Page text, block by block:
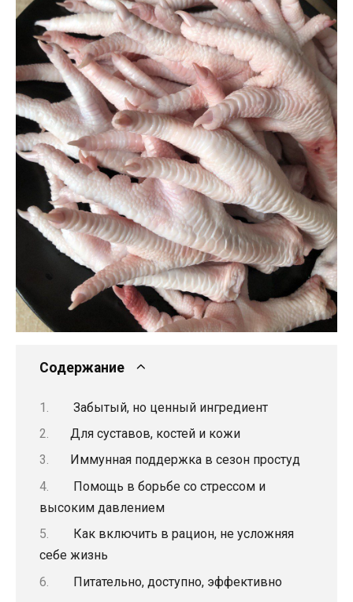
Содержание
Забытый, но ценный ингредиент
Для суставов, костей и кожи
Иммунная поддержка в сезон простуд
Помощь в борьбе со стрессом и
высоким давлением
Как включить в рацион, не усложняя
себе жизнь
Питательно, доступно, эффективно